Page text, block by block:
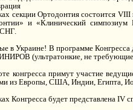
секции Ортодонтия состоится
и «Клинический симпозиум
в Украине! В программе Конгресса
(ультратонкие, не требующие
конгресса примут участие
из Европы, США, Индии, Египта,
Конгресса будет представлена IV